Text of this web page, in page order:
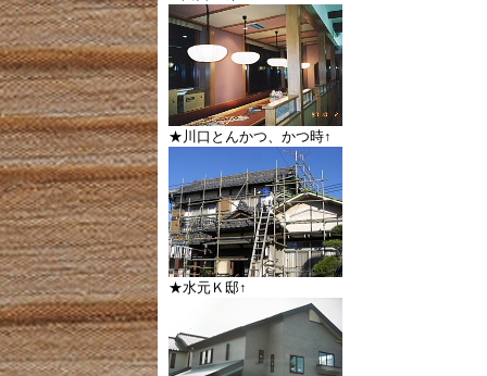
★川口とんかつ、かつ時↑
★水元Ｋ邸↑